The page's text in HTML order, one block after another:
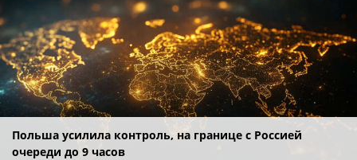
Польша усилила контроль, на границе с Россией
очереди до 9 часов